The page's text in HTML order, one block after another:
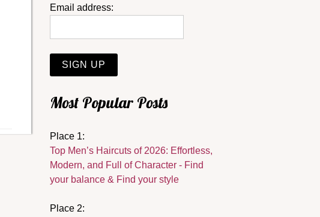
Email address:
Most Popular Posts
Place 1:
Top Men’s Haircuts of 2026: Effortless,
Modern, and Full of Character - Find
your balance & Find your style
Place 2: